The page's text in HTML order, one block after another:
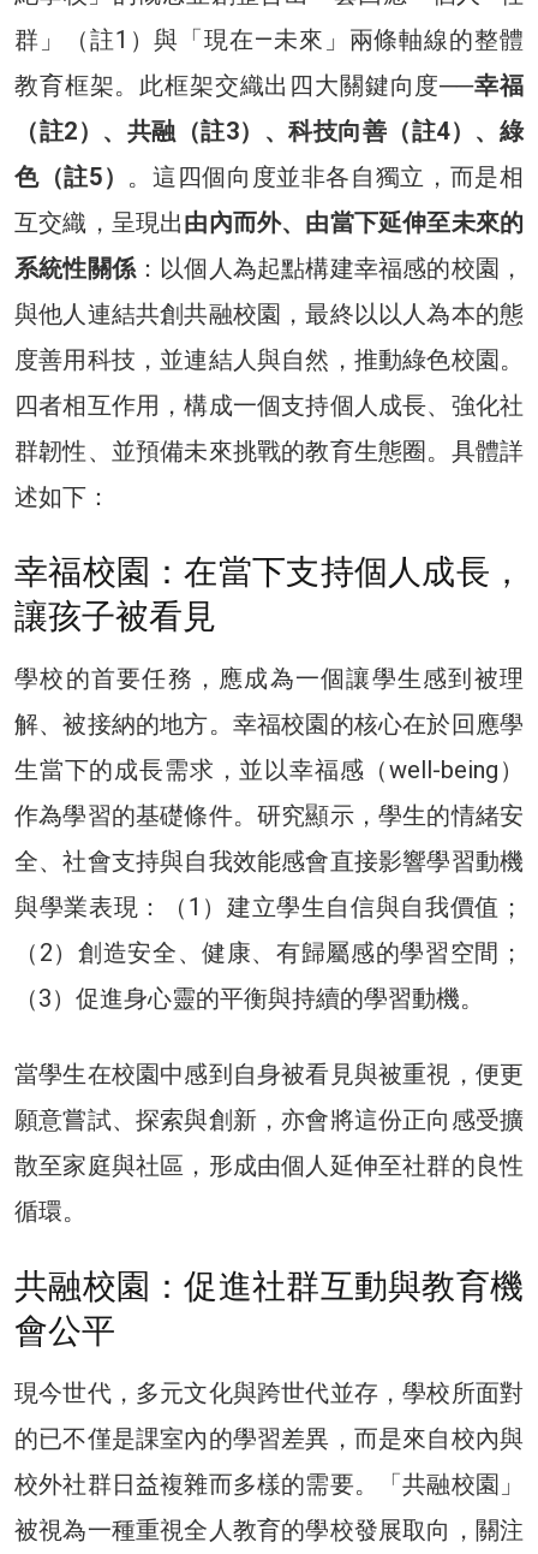
群」（註1）與「現在—未來」兩條軸線的整體
教育框架。此框架交織出四大關鍵向度──幸福
（註2）、共融（註3）、科技向善（註4）、綠
色（註5） 。這四個向度並非各自獨立，而是相
互交織，呈現出由內而外、由當下延伸至未來的
系統性關係：以個人為起點構建幸福感的校園，
與他人連結共創共融校園，最終以以人為本的態
度善用科技，並連結人與自然，推動綠色校園。
四者相互作用，構成一個支持個人成長、強化社
群韌性、並預備未來挑戰的教育生態圈。具體詳
述如下：
幸福校園：在當下支持個人成長，
讓孩子被看見
學校的首要任務，應成為一個讓學生感到被理
解、被接納的地方。幸福校園的核心在於回應學
生當下的成長需求，並以幸福感（well-being）
作為學習的基礎條件。研究顯示，學生的情緒安
全、社會支持與自我效能感會直接影響學習動機
與學業表現：（1）建立學生自信與自我價值；
（2）創造安全、健康、有歸屬感的學習空間；
（3）促進身心靈的平衡與持續的學習動機。
當學生在校園中感到自身被看見與被重視，便更
願意嘗試、探索與創新，亦會將這份正向感受擴
散至家庭與社區，形成由個人延伸至社群的良性
循環。
共融校園：促進社群互動與教育機
會公平
現今世代，多元文化與跨世代並存，學校所面對
的已不僅是課室內的學習差異，而是來自校內與
校外社群日益複雜而多樣的需要。「共融校園」
被視為一種重視全人教育的學校發展取向，關注